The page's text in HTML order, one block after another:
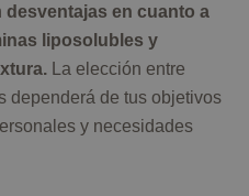
desventajas en cuanto a
liposolubles y
La elección entre
dependerá de tus objetivos
y necesidades